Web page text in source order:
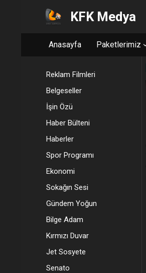
KFK Medya
Anasayfa Paketlerimiz
Reklam Filmleri
Belgeseller
İşin Özü
Haber Bülteni
Haberler
Spor Programı
Ekonomi
Sokağın Sesi
Gündem Yoğun
Bilge Adam
Kırmızı Duvar
Jet Sosyete
Senato